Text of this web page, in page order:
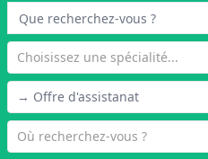
Choisissez une spécialité...
→ Offre d'assistanat
Où recherchez-vous ?